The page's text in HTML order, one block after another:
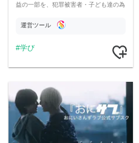
益の一部を、犯罪被害者・子ども達の為
す運営ツール
学び